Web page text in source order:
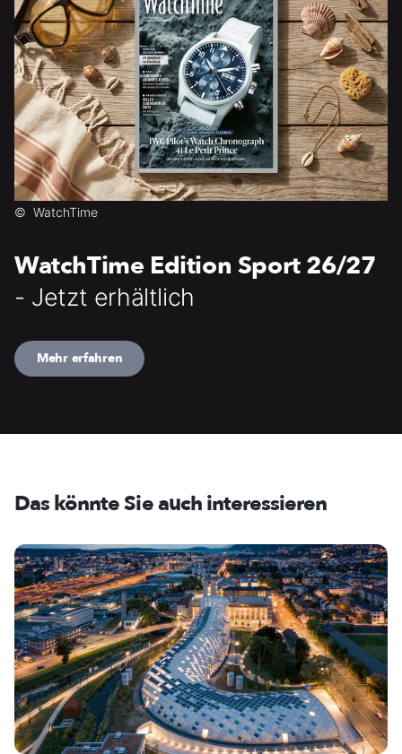
© WatchTime
WatchTime Edition Sport 26/27
- Jetzt erhältlich
Mehr erfahren
Das könnte Sie auch interessieren